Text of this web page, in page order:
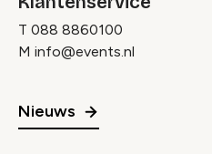
T 088 8860100
M info@events.nl
Nieuws